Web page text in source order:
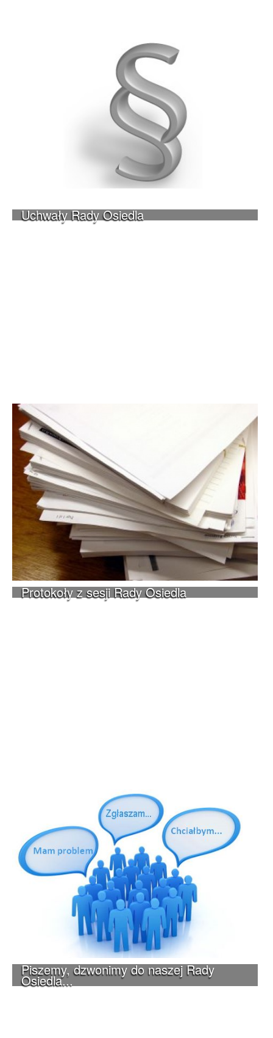
Uchwały Rady Osiedla
Protokoły z sesji Rady Osiedla
Piszemy, dzwonimy do naszej Rady
Osiedla...